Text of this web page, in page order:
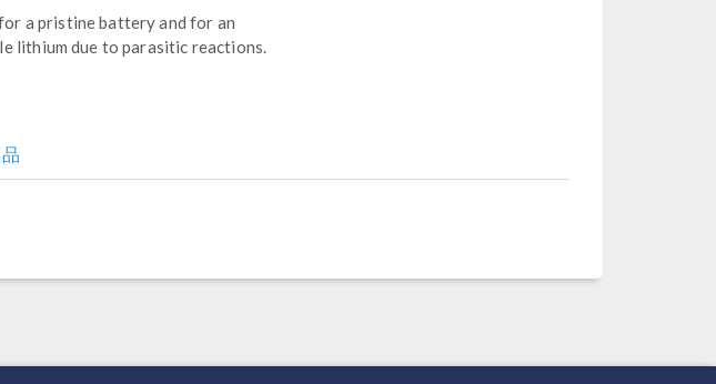
a pristine battery and for an
lithium due to parasitic reactions.